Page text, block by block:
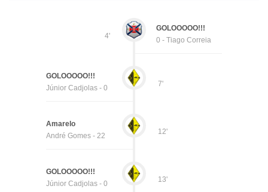
4'
GOLOOOOO!!!
0 - Tiago Correia
7'
GOLOOOOO!!!
Júnior Cadjolas - 0
12'
Amarelo
André Gomes - 22
13'
GOLOOOOO!!!
Júnior Cadjolas - 0